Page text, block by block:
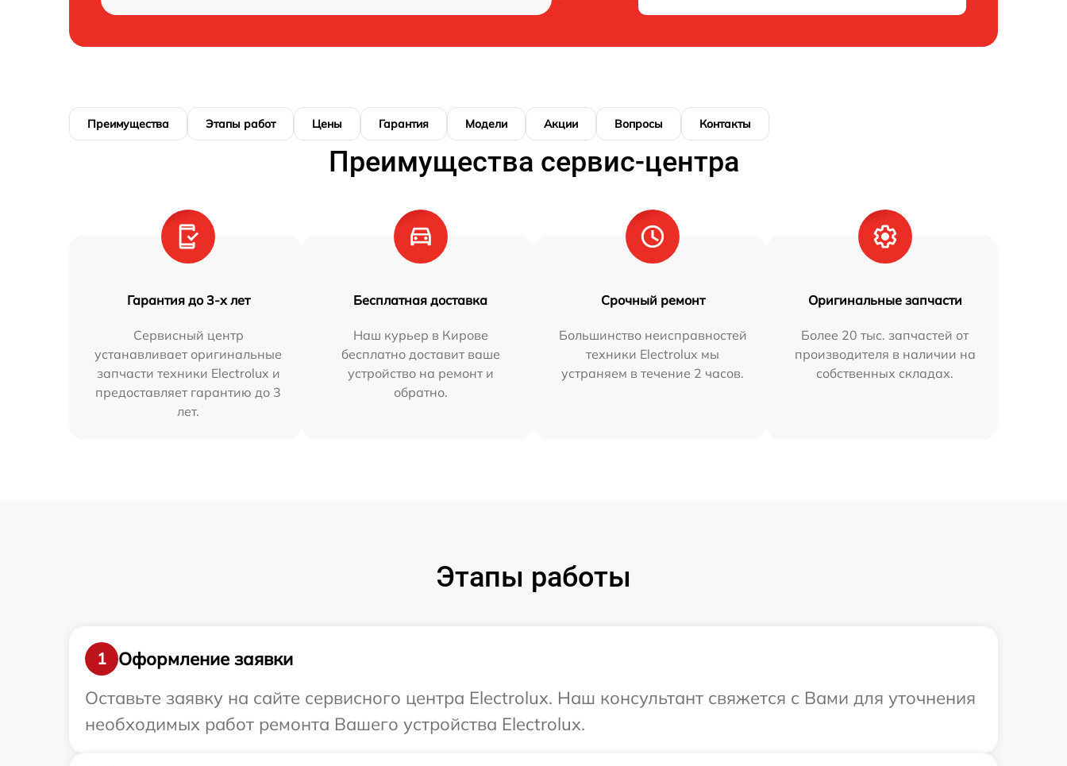
Преимущества Этапы работ Цены Гарантия Модели Акции Вопросы Контакты
Преимущества сервис-центра
Гарантия до 3-х лет
Сервисный центр
устанавливает оригинальные
запчасти техники Electrolux и
предоставляет гарантию до 3
лет.
Бесплатная доставка
Наш курьер в Кирове
бесплатно доставит ваше
устройство на ремонт и
обратно.
Срочный ремонт
Большинство неисправностей
техники Electrolux мы
устраняем в течение 2 часов.
Оригинальные запчасти
Более 20 тыс. запчастей от
производителя в наличии на
собственных складах.
Этапы работы
1
Оформление заявки
Оставьте заявку на сайте сервисного центра Electrolux. Наш консультант свяжется с Вами для уточнения
необходимых работ ремонта Вашего устройства Electrolux.